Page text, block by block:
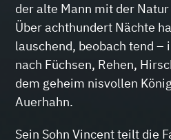
der alte Mann mit der
Über achthundert Nächte
lauschend, beobach tend –
nach Füchsen, Rehen,
dem geheim nisvollen
Auerhahn.
Sein Sohn Vincent teilt die